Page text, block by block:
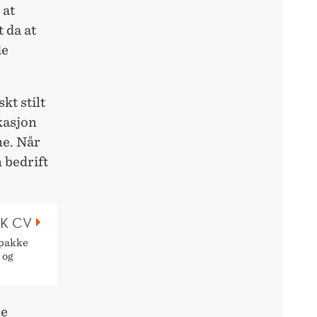
at
da at
stilt
Når
bedrift
CV